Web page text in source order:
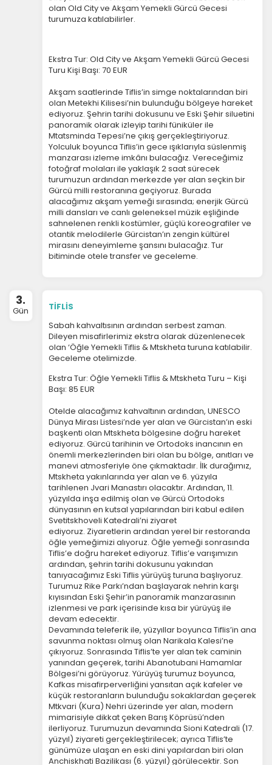
ÇEREZ KULLANIM AYARLARINIZ
Çerez tercihlerinizi
belirleyin.
Daha fazla bilgi içinKVKK bilgilendirmemizi,çerez
kullanımve gizlilik koşullarını
Zorunlu Çerezler HER ZAMAN AKTIF
Oturum yönetimi, güvenlik ve temel site işlevleri için
gereklidir. Bu çerezler olmadan site düzgün çalışmaz
ve devre dışı bırakılamaz.
olan Old City ve Akşam Yemekli Gürcü Gecesi
turumuza katılabilirler.
Ekstra Tur: Old City ve Akşam Yemekli Gürcü Gecesi
Turu Kişi Başı: 70 EUR
Akşam saatlerinde Tiflis’in simge noktalarından biri
olan Metekhi Kilisesi’nin bulunduğu bölgeye hareket
ediyoruz. Şehrin tarihi dokusunu ve Eski Şehir siluetini
panoramik olarak izleyip tarihi füniküler ile
Mtatsminda Tepesi’ne çıkış gerçekleştiriyoruz.
Yolculuk boyunca Tiflis’in gece ışıklarıyla süslenmiş
manzarası izleme imkânı bulacağız. Vereceğimiz
fotoğraf molaları ile yaklaşık 2 saat sürecek
turumuzun ardından merkezde yer alan seçkin bir
Gürcü milli restoranına geçiyoruz. Burada
alacağımız akşam yemeği sırasında; enerjik Gürcü
milli dansları ve canlı geleneksel müzik eşliğinde
sahnelenen renkli kostümler, güçlü koreografiler ve
otantik melodilerle Gürcistan’ın zengin kültürel
mirasını deneyimleme şansını bulacağız. Tur
bitiminde otele transfer ve geceleme.
3.
Gün
TİFLİS
Sabah kahvaltısının ardından serbest zaman.
Dileyen misafirlerimiz ekstra olarak düzenlenecek
olan ‘Öğle Yemekli Tiflis & Mtskheta turuna katılabilir.
Geceleme otelimizde.
Ekstra Tur: Öğle Yemekli Tiflis & Mtskheta Turu – Kişi
Başı: 85 EUR
Otelde alacağımız kahvaltının ardından, UNESCO
Dünya Mirası Listesi’nde yer alan ve Gürcistan’ın eski
başkenti olan Mtskheta bölgesine doğru hareket
ediyoruz. Gürcü tarihinin ve Ortodoks inancının en
önemli merkezlerinden biri olan bu bölge, anıtları ve
manevi atmosferiyle öne çıkmaktadır. İlk durağımız,
Mtskheta yakınlarında yer alan ve 6. yüzyıla
tarihlenen Jvari Manastırı olacaktır. Ardından, 11.
yüzyılda inşa edilmiş olan ve Gürcü Ortodoks
dünyasının en kutsal yapılarından biri kabul edilen
Svetitskhoveli Katedrali’ni ziyaret
ediyoruz. Ziyaretlerin ardından yerel bir restoranda
öğle yemeğimizi alıyoruz. Öğle yemeği sonrasında
Tiflis’e doğru hareket ediyoruz. Tiflis’e varışımızın
ardından, şehrin tarihi dokusunu yakından
tanıyacağımız Eski Tiflis yürüyüş turuna başlıyoruz.
Turumuz Rike Parkı’ndan başlayarak nehrin karşı
kıyısından Eski Şehir’in panoramik manzarasının
izlenmesi ve park içerisinde kısa bir yürüyüş ile
devam edecektir.
Devamında teleferik ile, yüzyıllar boyunca Tiflis’in ana
savunma noktası olmuş olan Narikala Kalesi’ne
çıkıyoruz. Sonrasında Tiflis’te yer alan tek caminin
yanından geçerek, tarihi Abanotubani Hamamlar
Bölgesi’ni görüyoruz. Yürüyüş turumuz boyunca,
Kafkas misafirperverliğini yansıtan açık kafeler ve
küçük restoranların bulunduğu sokaklardan geçerek
Mtkvari (Kura) Nehri üzerinde yer alan, modern
mimarisiyle dikkat çeken Barış Köprüsü’nden
ilerliyoruz. Turumuzun devamında Sioni Katedrali (17.
yüzyıl) ziyareti gerçekleştirilecek; ayrıca Tiflis’te
günümüze ulaşan en eski dini yapılardan biri olan
Anchiskhati Bazilikası (6. yüzyıl) görülecektir. Son